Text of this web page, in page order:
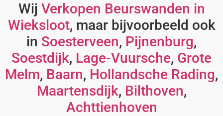
Wij Verkopen Beurswanden in
Wieksloot, maar bijvoorbeeld ook
in Soesterveen, Pijnenburg,
Soestdijk, Lage-Vuursche, Grote
Melm, Baarn, Hollandsche Rading,
Maartensdijk, Bilthoven,
Achttienhoven